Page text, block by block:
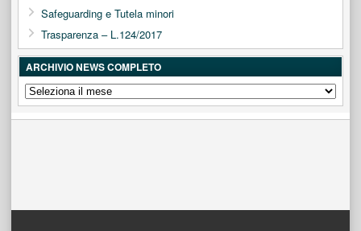
Safeguarding e Tutela minori
Trasparenza – L.124/2017
ARCHIVIO NEWS COMPLETO
ARCHIVIO
NEWS
COMPLETO